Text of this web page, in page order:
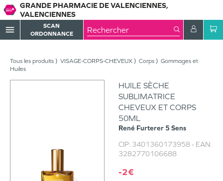
GRANDE PHARMACIE DE VALENCIENNES,
VALENCIENNES
menu
SCAN
ORDONNANCE
Tous les produits VISAGE-CORPS-CHEVEUX Corps
Gommages et
Huiles
HUILE SÈCHE
SUBLIMATRICE
CHEVEUX ET CORPS
50ML
René Furterer 5 Sens
CIP: 3401360173958- EAN:
3282770106688
-2€